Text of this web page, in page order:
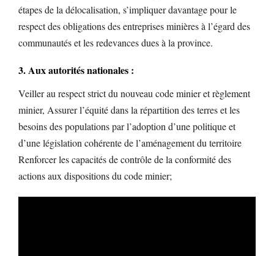
étapes de la délocalisation, s’impliquer davantage pour le
respect des obligations des entreprises minières à l’égard des
communautés et les redevances dues à la province.
3. Aux autorités nationales :
Veiller au respect strict du nouveau code minier et règlement
minier, Assurer l’équité dans la répartition des terres et les
besoins des populations par l’adoption d’une politique et
d’une législation cohérente de l’aménagement du territoire
Renforcer les capacités de contrôle de la conformité des
actions aux dispositions du code minier;